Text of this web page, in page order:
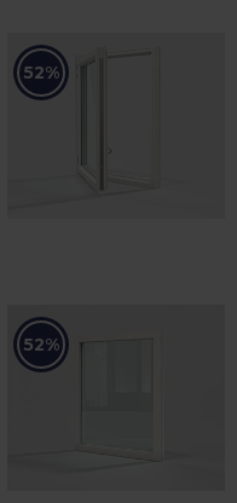
52%
52%